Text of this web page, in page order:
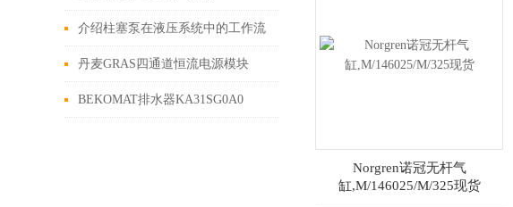
DAN720411S|OMAL现货
介绍柱塞泵在液压系统中的工作流
程
丹麦GRAS四通道恒流电源模块
40AG现货
BEKOMAT排水器KA31SG0A0
Norgren诺冠无杆气
缸,M/146025/M/325现货